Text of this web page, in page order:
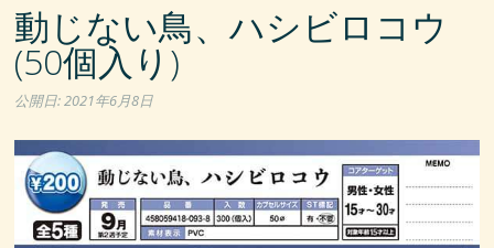
動じない鳥、ハシビロコウ
(50個入り)
公開日:2021年6月8日